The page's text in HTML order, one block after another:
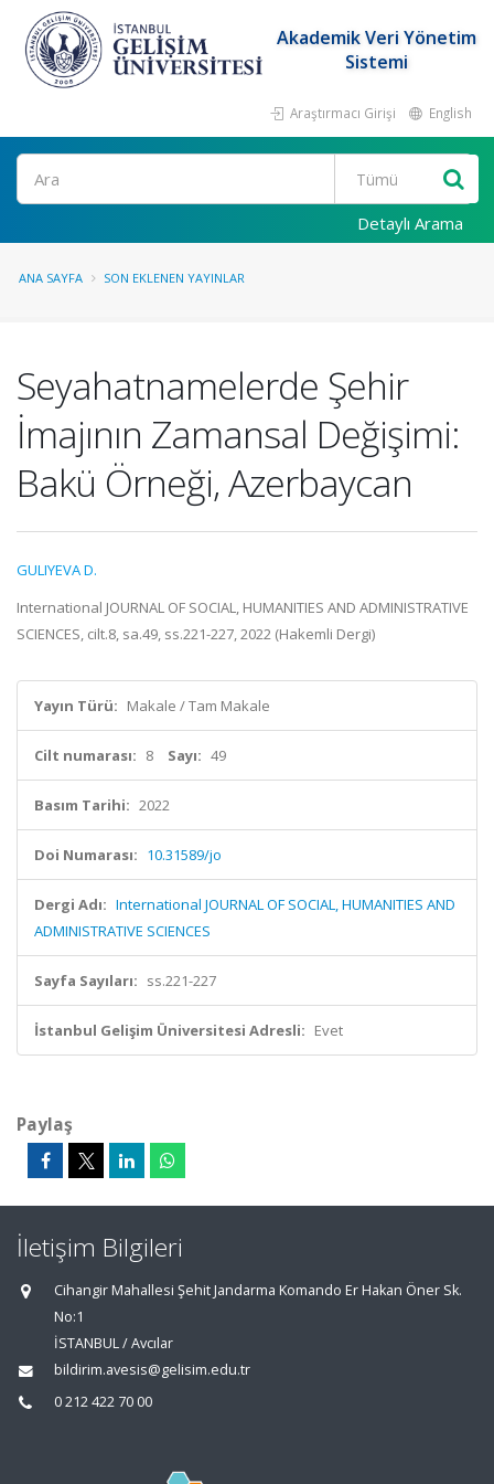
Akademik Veri Yönetim
Sistemi
Araştırmacı Girişi English
Ara
Detaylı Arama
ANA SAYFA SON EKLENEN YAYINLAR
Seyahatnamelerde Şehir
İmajının Zamansal Değişimi:
Bakü Örneği, Azerbaycan
GULIYEVA D.
International JOURNAL OF SOCIAL, HUMANITIES AND ADMINISTRATIVE
SCIENCES, cilt.8, sa.49, ss.221-227, 2022 (Hakemli Dergi)
Yayın Türü: Makale / Tam Makale
Cilt numarası: 8 Sayı: 49
Basım Tarihi: 2022
Doi Numarası: 10.31589/jo
Dergi Adı: International JOURNAL OF SOCIAL, HUMANITIES AND
ADMINISTRATIVE SCIENCES
Sayfa Sayıları: ss.221-227
İstanbul Gelişim Üniversitesi Adresli: Evet
Paylaş
İletişim Bilgileri
Cihangir Mahallesi Şehit Jandarma Komando Er Hakan Öner Sk.
No:1
İSTANBUL / Avcılar
bildirim.avesis@gelisim.edu.tr
0 212 422 70 00